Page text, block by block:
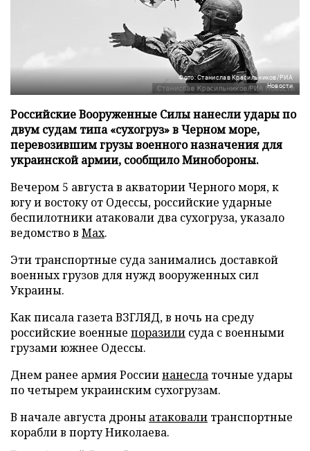
Фото: Станислав Красильников/РИА
Новости
Российские Вооруженные Силы нанесли удары по
двум судам типа «сухогруз» в Черном море,
перевозившим грузы военного назначения для
украинской армии, сообщило Минобороны.
Вечером 5 августа в акватории Черного моря, к
югу и востоку от Одессы, российские ударные
беспилотники атаковали два сухогруза, указало
ведомство в Max.
Эти транспортные суда занимались доставкой
военных грузов для нужд вооруженных сил
Украины.
Как писала газета ВЗГЛЯД, в ночь на среду
российские военные поразили суда с военными
грузами южнее Одессы.
Днем ранее армия Россиинанесла точные удары
по четырем украинским сухогрузам.
В начале августа дроны атаковали транспортные
корабли в порту Николаева.